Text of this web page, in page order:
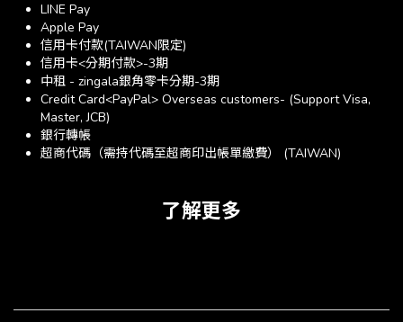
LINE Pay
Apple Pay
信用卡付款(TAIWAN限定)
信用卡<分期付款>-3期
中租 - zingala銀角零卡分期-3期
Credit Card<PayPal> Overseas customers- (Support Visa,
Master, JCB)
銀行轉帳
超商代碼（需持代碼至超商印出帳單繳費） (TAIWAN)
了解更多